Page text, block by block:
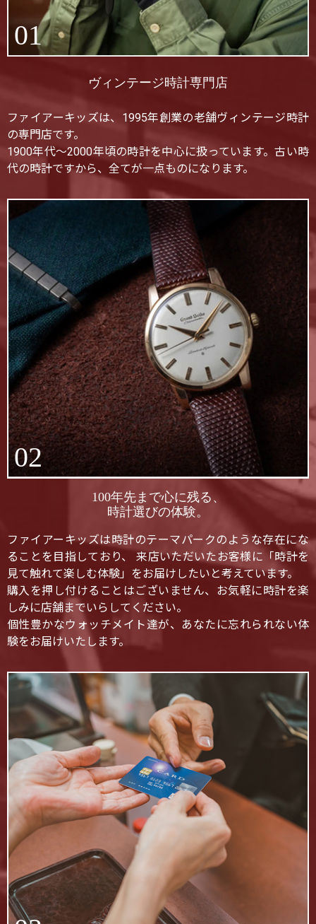
01
ヴィンテージ時計専門店
ファイアーキッズは、1995年創業の老舗ヴィンテージ時計
の専門店です。
1900年代〜2000年頃の時計を中心に扱っています。古い時
代の時計ですから、全てが一点ものになります。
02
100年先まで心に残る、
時計選びの体験。
ファイアーキッズは時計のテーマパークのような存在にな
ることを目指しており、 来店いただいたお客様に「時計を
見て触れて楽しむ体験」をお届けしたいと考えています。
購入を押し付けることはございません、お気軽に時計を楽
しみに店舗までいらしてください。
個性豊かなウォッチメイト達が、あなたに忘れられない体
験をお届けいたします。